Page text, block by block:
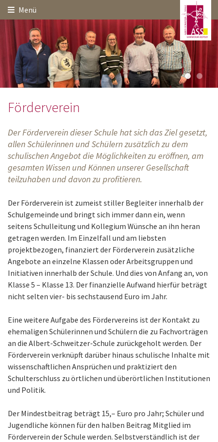
Startseite
Hauptinhalt
Menü
Themennavigation
1 2
Förderverein
Der Förderverein dieser Schule hat sich das Ziel gesetzt,
allen Schülerinnen und Schülern zusätzlich zu dem
schulischen Angebot die Möglichkeiten zu eröffnen, am
gesamten Wissen und Können unserer Gesellschaft
teilzuhaben und davon zu profitieren.
Der Förderverein ist zumeist stiller Begleiter innerhalb der
Schulgemeinde und bringt sich immer dann ein, wenn
seitens Schulleitung und Kollegium Wünsche an ihn heran
getragen werden. Im Einzelfall und am liebsten
projektbezogen, finanziert der Förderverein zusätzliche
Angebote an einzelne Klassen oder Arbeitsgruppen und
Initiativen innerhalb der Schule. Und dies von Anfang an, von
Klasse 5 – Klasse 13. Der finanzielle Aufwand hierfür beträgt
nicht selten vier- bis sechstausend Euro im Jahr.
Eine weitere Aufgabe des Fördervereins ist der Kontakt zu
ehemaligen Schülerinnen und Schülern die zu Fachvorträgen
an die Albert-Schweitzer-Schule zurückgeholt werden. Der
Förderverein verknüpft darüber hinaus schulische Inhalte mit
wissenschaftlichen Ansprüchen und praktiziert den
Schulterschluss zu örtlichen und überörtlichen Institutionen
und Politik.
Der Mindestbeitrag beträgt 15,– Euro pro Jahr; Schüler und
Jugendliche können für den halben Beitrag Mitglied im
Förderverein der Schule werden. Selbstverständlich ist der